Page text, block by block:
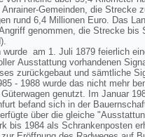
Gemeinden, die Strecke
rund 6,4 Millionen Euro. Das
genommen, die Strecke
wurde am 1. Juli 1879 feierlich
Ausstattung vorhandenen
zurückgebaut und sämtliche
- 1988 wurde das nicht mehr
genutzt. Im Januar
befand sich in der
über die gleiche
bis 1984 als Schrankenposten